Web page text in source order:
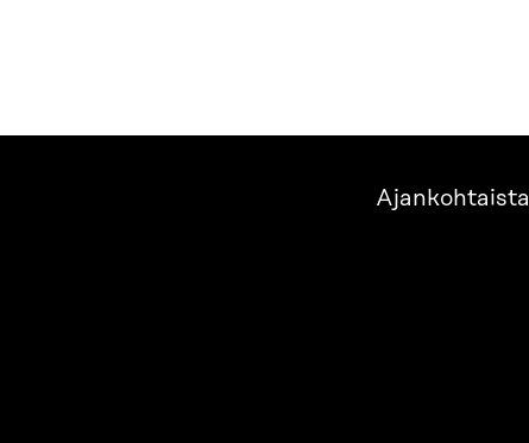
Ajankohtaista